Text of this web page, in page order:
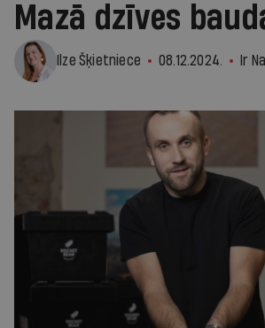
Mazā dzīves
Ilze Šķietniece 08.12.2024. Ir